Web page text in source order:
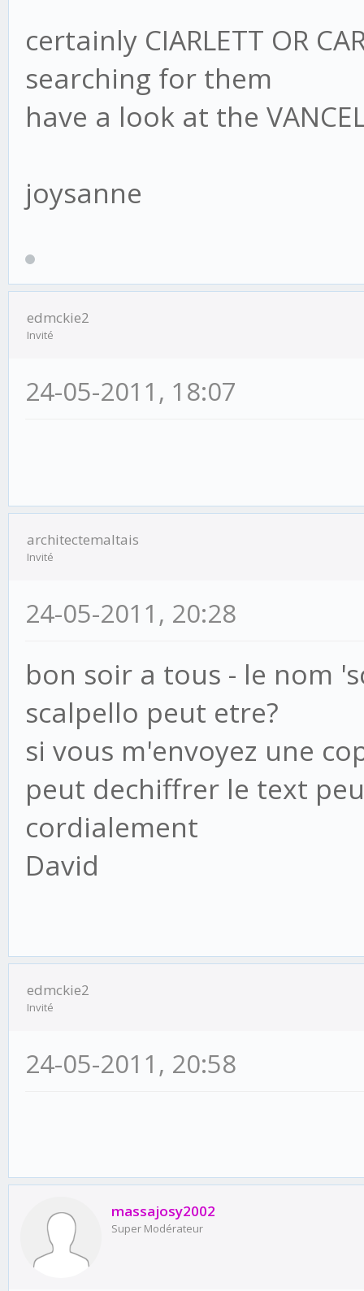
certainly CIARLETT OR
searching for them
have a look at the
joysanne
edmckie2
Invité
24-05-2011, 18:07
architectemaltais
Invité
24-05-2011, 20:28
bon soir a tous - le nom
scalpello peut etre?
si vous m'envoyez une
peut dechiffrer le text
cordialement
David
edmckie2
Invité
24-05-2011, 20:58
massajosy2002
Super Modérateur